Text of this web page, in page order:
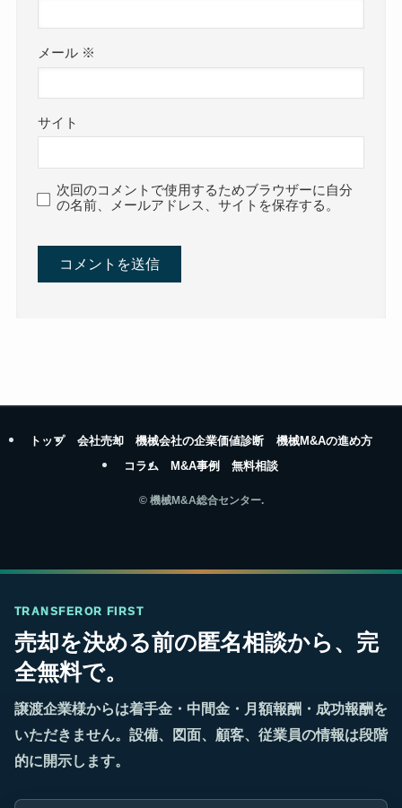
メール ※
サイト
次回のコメントで使用するためブラウザーに自分
の名前、メールアドレス、サイトを保存する。
トップ 会社売却 機械会社の企業価値診断
機械M&Aの進め方
コラム
M&A事例 無料相談
©機械M&A総合センター.
TRANSFEROR FIRST
売却を決める前の匿名相談から、完
全無料で。
譲渡企業様からは着手金・中間金・月額報酬・成功報酬を
いただきません。設備、図面、顧客、従業員の情報は段階
的に開示します。